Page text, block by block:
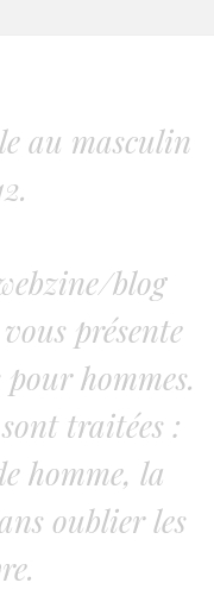
au masculin
blog
présente
hommes.
traitées :
homme, la
oublier les